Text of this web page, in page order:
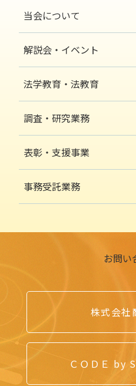
当会について
解説会・イベント
法学教育・法教育
調査・研究業務
表彰・支援事業
事務受託業務
お問い
株式会社
ＣＯＤＥ by